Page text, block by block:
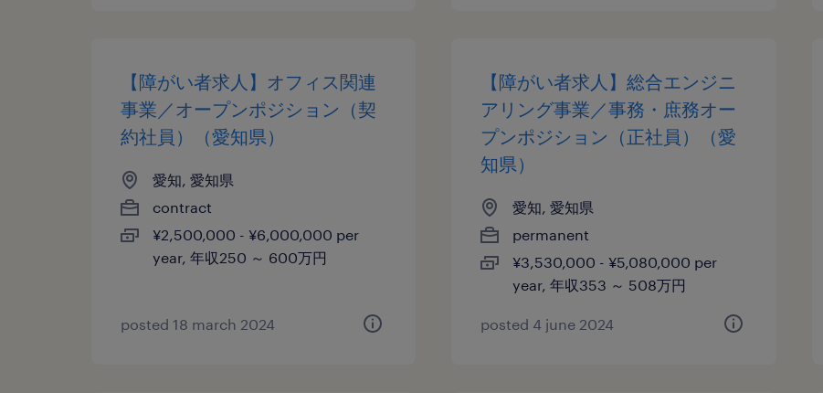
【障がい者求人】オフィス関連
事業／オープンポジション（契
約社員）（愛知県）
愛知, 愛知県
contract
¥2,500,000 - ¥6,000,000 per
year, 年収250 ～ 600万円
posted 18 march 2024
【障がい者求人】総合エンジニ
アリング事業／事務・庶務オー
プンポジション（正社員）（愛
知県）
愛知, 愛知県
permanent
¥3,530,000 - ¥5,080,000 per
year, 年収353 ～ 508万円
posted 4 june 2024